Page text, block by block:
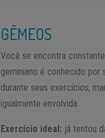
GÊMEOS
Você se encontra
geminiano é conhecido por
durante seus exercícios,
igualmente envolvida.
Exercício ideal: já tentou